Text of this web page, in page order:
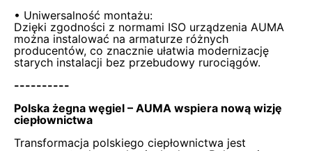
• Uniwersalność montażu:
Dzięki zgodności z normami ISO urządzenia AUMA
można instalować na armaturze różnych
producentów, co znacznie ułatwia modernizację
starych instalacji bez przebudowy rurociągów.
----------
Polska żegna węgiel – AUMA wspiera nową wizję
ciepłownictwa
Transformacja polskiego ciepłownictwa jest